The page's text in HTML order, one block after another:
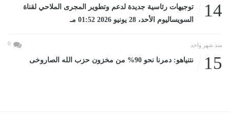
14
توجيهات رئاسية جديدة لدعم وتطوير المجرى الملاحي لقناة
السويساليوم الأحد، 28 يونيو 2026 01:52 مـ
منذ شهر واحد 0
15 نتنياهو: دمرنا نحو 90% من مخزون حزب الله الصاروخى